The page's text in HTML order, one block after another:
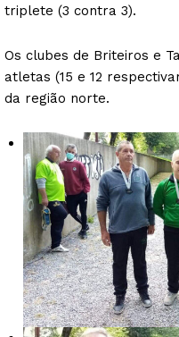
triplete (3 contra 3).
Os clubes de Briteiros e
atletas (15 e 12
da região norte.